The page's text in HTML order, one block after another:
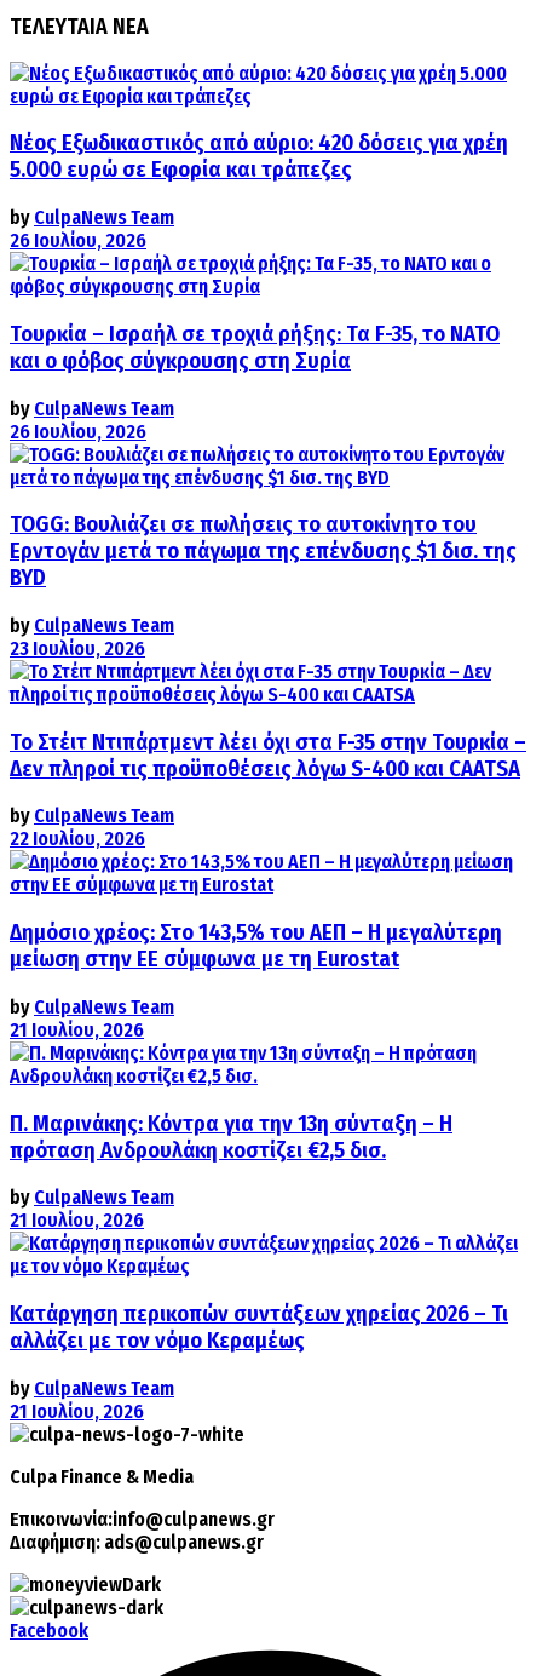
ΤΕΛΕΥΤΑΙΑ ΝΕΑ
Νέος Εξωδικαστικός από αύριο: 420 δόσεις για χρέη
5.000 ευρώ σε Εφορία και τράπεζες
by CulpaNews Team
26 Ιουλίου, 2026
Τουρκία – Ισραήλ σε τροχιά ρήξης: Τα F-35, το ΝΑΤΟ
και ο φόβος σύγκρουσης στη Συρία
by CulpaNews Team
26 Ιουλίου, 2026
TOGG: Βουλιάζει σε πωλήσεις το αυτοκίνητο του
Ερντογάν μετά το πάγωμα της επένδυσης $1 δισ. της
BYD
by CulpaNews Team
23 Ιουλίου, 2026
Το Στέιτ Ντιπάρτμεντ λέει όχι στα F-35 στην Τουρκία –
Δεν πληροί τις προϋποθέσεις λόγω S-400 και CAATSA
by CulpaNews Team
22 Ιουλίου, 2026
Δημόσιο χρέος: Στο 143,5% του ΑΕΠ – Η μεγαλύτερη
μείωση στην ΕΕ σύμφωνα με τη Eurostat
by CulpaNews Team
21 Ιουλίου, 2026
Π. Μαρινάκης: Κόντρα για την 13η σύνταξη – Η
πρόταση Ανδρουλάκη κοστίζει €2,5 δισ.
by CulpaNews Team
21 Ιουλίου, 2026
Κατάργηση περικοπών συντάξεων χηρείας 2026 – Τι
αλλάζει με τον νόμο Κεραμέως
by CulpaNews Team
21 Ιουλίου, 2026
Culpa Finance & Media
Επικοινωνία:info@culpanews.gr
Διαφήμιση: ads@culpanews.gr
Facebook